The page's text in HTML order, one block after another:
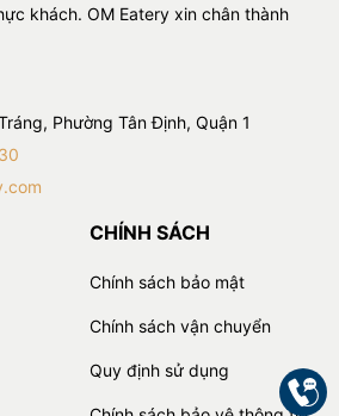
khách. OM Eatery xin chân thành
Phường Tân Định, Quận 1
CHÍNH SÁCH
Chính sách bảo mật
Chính sách vận chuyển
Quy định sử dụng